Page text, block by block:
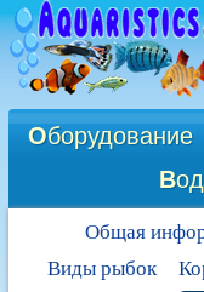
Оборудование
В
Общая
Виды рыбок